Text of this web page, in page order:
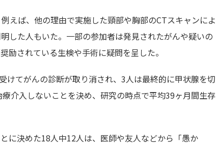
えば、他の理由で実施した頸部や胸部のCTスキャンによ
した人もいた。一部の参加者は発見されたがんや疑いの
励されている生検や手術に疑問を呈した。
けてがんの診断が取り消され、3人は最終的に甲状腺を切
介入しないことを決め、研究の時点で平均39ヶ月間生存
に決めた18人中12人は、医師や友人などから「愚か